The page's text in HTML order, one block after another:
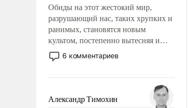
Обиды на этот жестокий мир,
разрушающий нас, таких хрупких и
ранимых, становятся новым
культом, постепенно вытесняя и
отменяя традиционное требование к
человеку – быть мужественным и
на себя ответственность, помогать
слабым, идти вперед и
6 комментариев
Александр Тимохин